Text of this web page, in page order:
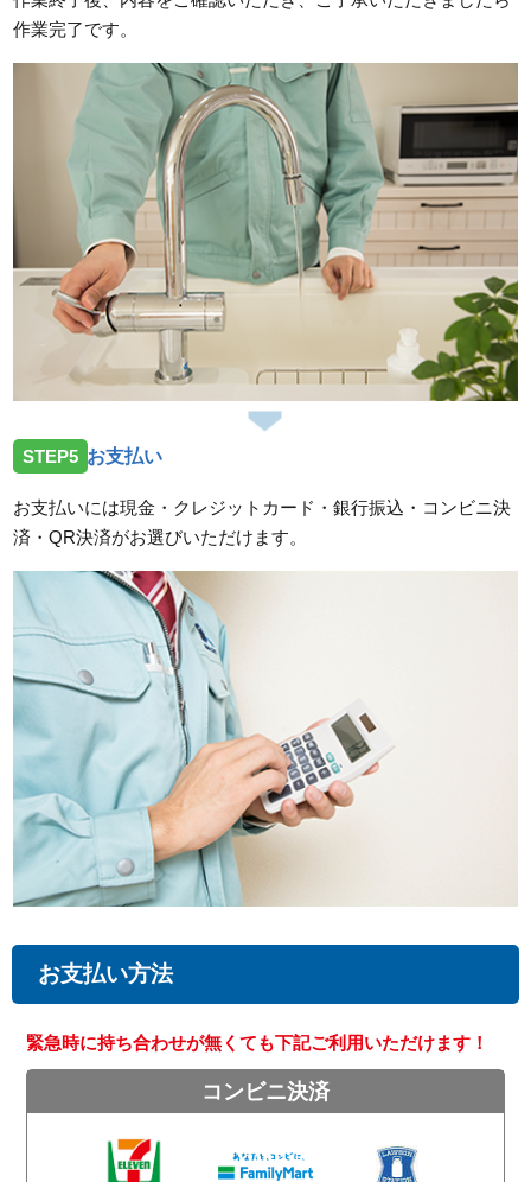
作業完了です。
STEP5 お支払い
お支払いには現金・クレジットカード・銀行振込・コンビニ決
済・QR決済がお選びいただけます。
お支払い方法
緊急時に持ち合わせが無くても下記ご利用いただけます！
コンビニ決済